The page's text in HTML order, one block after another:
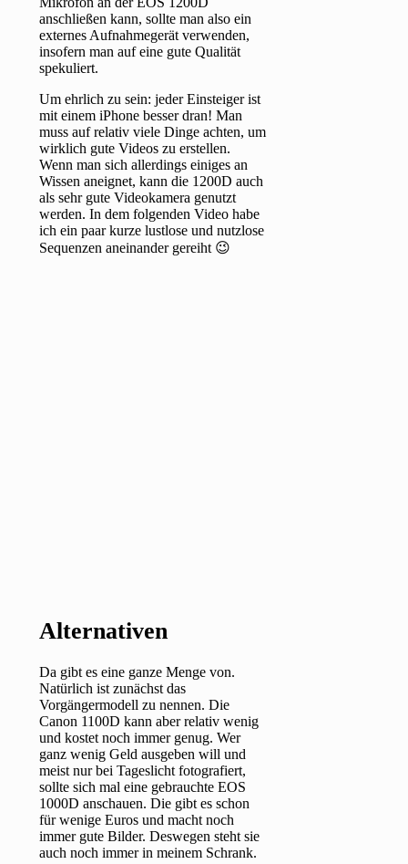
anschließen kann, sollte man also ein
externes Aufnahmegerät verwenden,
insofern man auf eine gute Qualität
spekuliert.
Um ehrlich zu sein: jeder Einsteiger ist
mit einem iPhone besser dran! Man
muss auf relativ viele Dinge achten, um
wirklich gute Videos zu erstellen.
Wenn man sich allerdings einiges an
Wissen aneignet, kann die 1200D auch
als sehr gute Videokamera genutzt
werden. In dem folgenden Video habe
ich ein paar kurze lustlose und nutzlose
Sequenzen aneinander gereiht 😉
Alternativen
Da gibt es eine ganze Menge von.
Natürlich ist zunächst das
Vorgängermodell zu nennen. Die
Canon 1100D kann aber relativ wenig
und kostet noch immer genug. Wer
ganz wenig Geld ausgeben will und
meist nur bei Tageslicht fotografiert,
sollte sich mal eine gebrauchte EOS
1000D anschauen. Die gibt es schon
für wenige Euros und macht noch
immer gute Bilder. Deswegen steht sie
auch noch immer in meinem Schrank.